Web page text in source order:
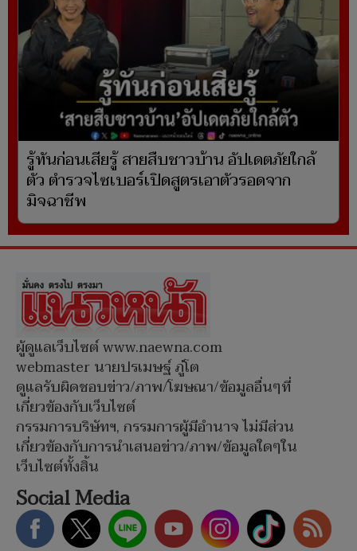
รู้ทันก่อนเสียรู้ สายสืบชาวบ้าน อัปเดตภัยใกล้
ตัว ตำรวจไซเบอร์เปิดสูตรเอาตัวรอดจาก
มิจฉาชีพ
ผู้ดูแลเว็บไซต์ www.naewna.com
webmaster นายปรเมษฐ์ ภู่โต
ดูแลรับผิดชอบข่าว/ภาพ/โฆษณา/ข้อมูลอื่นๆที่
เกี่ยวข้องกับเว็บไซต์
กรรมการบริษัทฯ, กรรมการผู้มีอำนาจ ไม่มีส่วน
เกี่ยวข้องกับการนำเสนอข่าว/ภาพ/ข้อมูลใดๆใน
เว็บไซต์ทั้งสิ้น
Social Media